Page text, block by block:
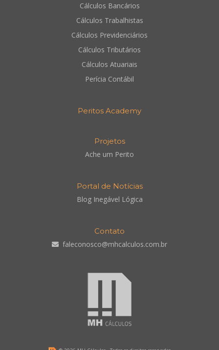
Cálculos Bancários
Cálculos Trabalhistas
Cálculos Previdenciários
Cálculos Tributários
Cálculos Atuariais
Perícia Contábil
Peritos Academy
Projetos
Ache um Perito
Portal de Notícias
Blog Inegável Lógica
Contato
faleconosco@mhcalculos.com.br